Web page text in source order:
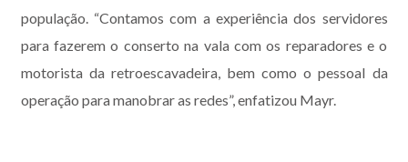
população. “Contamos com a experiência dos servidores
para fazerem o conserto na vala com os reparadores e o
motorista da retroescavadeira, bem como o pessoal da
operação para manobrar as redes”, enfatizou Mayr.